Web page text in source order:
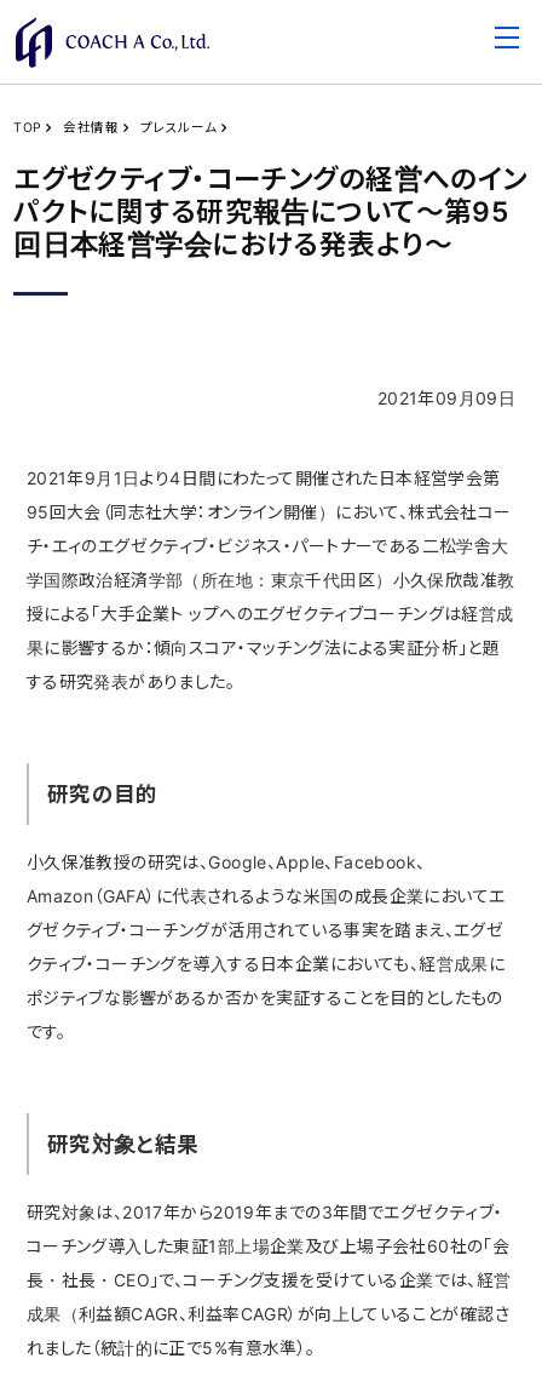
TOP 会社情報 プレスルーム
エグゼクティブ・コーチングの経営へのイン
パクトに関する研究報告について～第95
回日本経営学会における発表より～
2021年09月09日
2021年9月1日より4日間にわたって開催された日本経営学会第
95回大会（同志社大学：オンライン開催）において、株式会社コー
チ・エィのエグゼクティブ・ビジネス・パートナーである二松学舎大
学国際政治経済学部（所在地：東京千代田区）小久保欣哉准教
授による「大手企業ト ップへのエグゼクティブコーチングは経営成
果に影響するか：傾向スコア・マッチング法による実証分析」と題
する研究発表がありました。
研究の目的
小久保准教授の研究は、Google、Apple、Facebook、
Amazon（GAFA）に代表されるような米国の成長企業においてエ
グゼクティブ・コーチングが活用されている事実を踏まえ、エグゼ
クティブ・コーチングを導入する日本企業においても、経営成果に
ポジティブな影響があるか否かを実証することを目的としたもの
です。
研究対象と結果
研究対象は、2017年から2019年までの3年間でエグゼクティブ・
コーチング導入した東証1部上場企業及び上場子会社60社の「会
長・社長・CEO」で、コーチング支援を受けている企業では、経営
成果（利益額CAGR、利益率CAGR）が向上していることが確認さ
れました（統計的に正で5%有意水準）。